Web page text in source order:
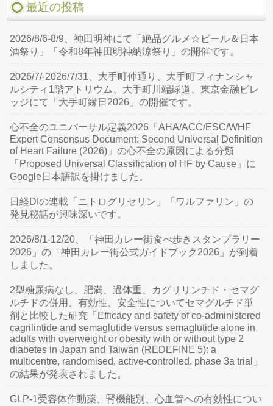
最近の投稿
2026/8/6-8/9、神田明神にて「絶品グルメ☆ビール＆日本
酒祭り」「令和8年神田明神納涼祭り」の開催です。
2026/7/-2026/7/31、大手町仲通り、大手町フィナンシャ
ルシティ1階アトリウム、大手町川端緑道、東京金融ビレ
ッジにて「大手町縁日2026」の開催です。
心不全のユニバーサル定義2026「AHA/ACC/ESC/WHF
Expert Consensus Document: Second Universal Definition
of Heart Failure (2026)」の心不全の原因による分類
「Proposed Universal Classification of HF by Cause」に
Google日本語訳を掛けました。
日経DIの連載「ニトログリセリン」「ワルファリン」の
発見秘話が興味深いです。
2026/8/1-12/20、「神田カレー街食べ歩きスタンプラリー
2026」の「神田カレー街公式ガイドブック2026」が到着
しました。
2型糖尿病なし、肥満、過体重、カグリリンチド・セマグ
ルチドの併用、有効性、安全性についてセマグルチド単
剤と比較した研究「Efficacy and safety of co-administered
cagrilintide and semaglutide versus semaglutide alone in
adults with overweight or obesity with or without type 2
diabetes in Japan and Taiwan (REDEFINE 5): a
multicentre, randomised, active-controlled, phase 3a trial」
の結果が発表されました。
GLP-1受容体作動薬、腎機能別、心血管への有効性につい